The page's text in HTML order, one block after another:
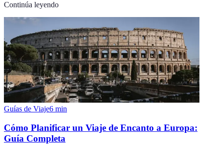
Continúa leyendo
Guías de Viaje6 min
Cómo Planificar un Viaje de Encanto a Europa:
Guía Completa